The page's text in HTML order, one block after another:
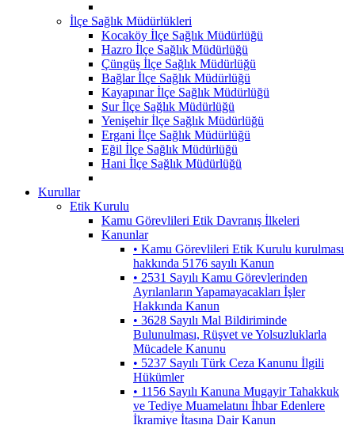
İlçe Sağlık Müdürlükleri
Kocaköy İlçe Sağlık Müdürlüğü
Hazro İlçe Sağlık Müdürlüğü
Çüngüş İlçe Sağlık Müdürlüğü
Bağlar İlçe Sağlık Müdürlüğü
Kayapınar İlçe Sağlık Müdürlüğü
Sur İlçe Sağlık Müdürlüğü
Yenişehir İlçe Sağlık Müdürlüğü
Ergani İlçe Sağlık Müdürlüğü
Eğil İlçe Sağlık Müdürlüğü
Hani İlçe Sağlık Müdürlüğü
Kurullar
Etik Kurulu
Kamu Görevlileri Etik Davranış İlkeleri
Kanunlar
• Kamu Görevlileri Etik Kurulu kurulması
hakkında 5176 sayılı Kanun
• 2531 Sayılı Kamu Görevlerinden
Ayrılanların Yapamayacakları İşler
Hakkında Kanun
• 3628 Sayılı Mal Bildiriminde
Bulunulması, Rüşvet ve Yolsuzluklarla
Mücadele Kanunu
• 5237 Sayılı Türk Ceza Kanunu İlgili
Hükümler
• 1156 Sayılı Kanuna Mugayir Tahakkuk
ve Tediye Muamelatını İhbar Edenlere
İkramiye İtasına Dair Kanun